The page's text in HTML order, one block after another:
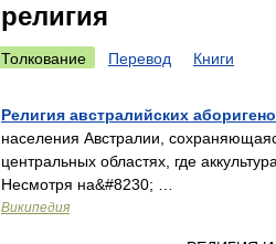
религия
Толкование Перевод Книги
Религия австралийских
населения Австралии,
центральных областях, где
Несмотря на&#8230; …
Википедия